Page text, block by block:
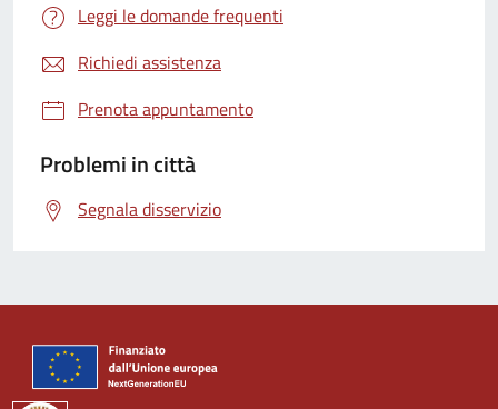
Leggi le domande frequenti
Richiedi assistenza
Prenota appuntamento
Problemi in città
Segnala disservizio